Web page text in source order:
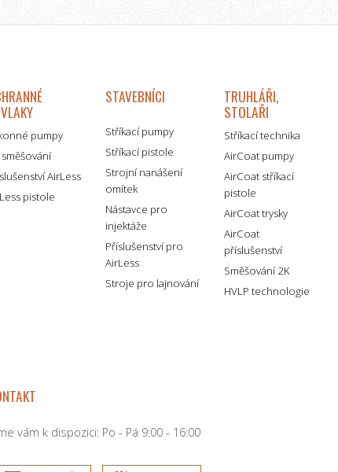
pumpy
směšování
AirLess
pistole
STAVEBNÍCI
Stříkací pumpy
Stříkací pistole
Strojní nanášení
omítek
Nástavce pro
injektáže
Příslušenství pro
AirLess
Stroje pro lajnování
TRUHLÁŘI,
STOLAŘI
Stříkací technika
AirCoat pumpy
AirCoat stříkací
pistole
AirCoat trysky
AirCoat
příslušenství
Směšování 2K
HVLP technologie
vám k dispozici: Po - Pá 9:00 - 16:00